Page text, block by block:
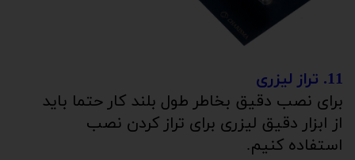
11. تراز لیزری
برای نصب دقیق بخاطر طول بلند کار حتما باید
از ابزار دقیق لیزری برای تراز کردن نصب
استفاده کنیم.